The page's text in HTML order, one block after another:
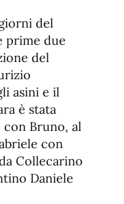
del
prime due
del
asini e il
è stata
Bruno, al
con
Collecarino
Daniele